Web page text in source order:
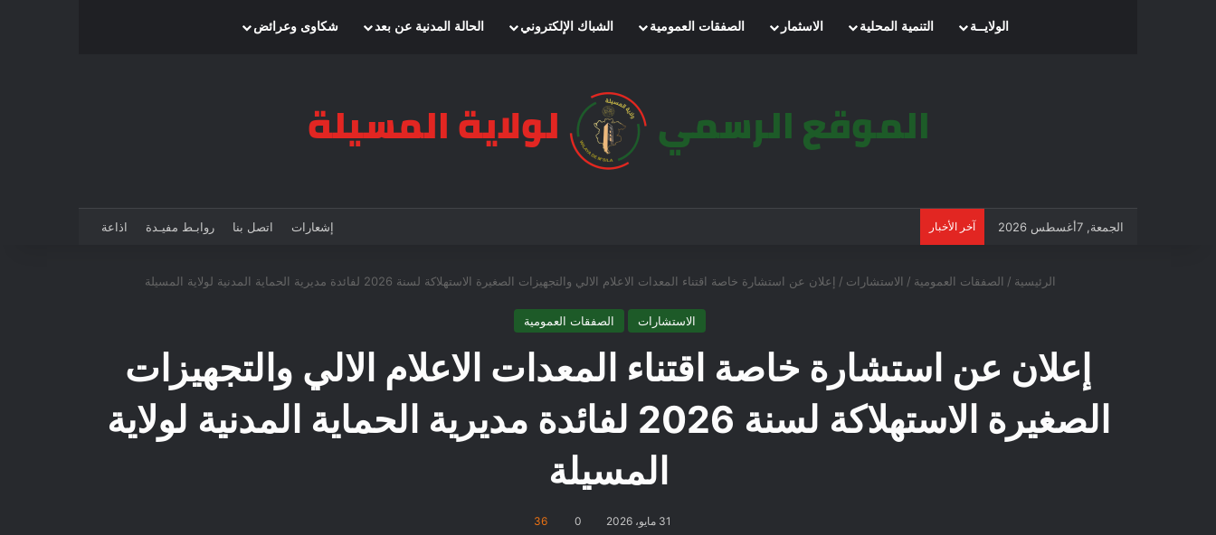
الرئيسيةالولايــة التنمية المحلية الاسثمار الصفقات العمومية الشباك الإلكتروني الحالة المدنية عن بعد شكاوى وعرائض
الجمعة, 7أغسطس 2026 آخر الأخبار إشعارات اتصل بنا روابـط مفيـدة اذاعة
الرئيسية / الصفقات العمومية / الاستشارات / إعلان عن استشارة خاصة اقتناء المعدات الاعلام الالي والتجهيزات الصغيرة الاستهلاكة لسنة 2026 لفائدة مديرية الحماية المدنية لولاية المسيلة
الاستشارات الصفقات العمومية
إعلان عن استشارة خاصة اقتناء المعدات الاعلام الالي والتجهيزات
الصغيرة الاستهلاكة لسنة 2026 لفائدة مديرية الحماية المدنية لولاية
المسيلة
31 مايو، 2026 0
36